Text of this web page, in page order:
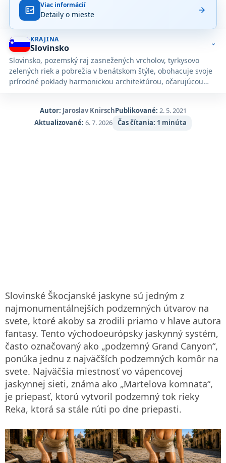
na
základe
14 268
hodnotení
na
Google
Maps.
fact_check Viac informácií
Detaily o mieste arrow_forward
KRAJINA
Slovinsko
Slovinsko, pozemský raj zasnežených vrcholov, tyrkysovo
zelených riek a pobrežia v benátskom štýle, obohacuje svoje
prírodné poklady harmonickou architektúrou, očarujúcou
rustikálnou kultúrou a vycibrenou kuchyňou.
expand_more
Autor: Jaroslav KnirschPublikované: 2. 5. 2021
Aktualizované: 6. 7. 2026 Čas čítania: 1 minúta
Slovinské Škocjanské jaskyne sú jedným z
najmonumentálnejších podzemných útvarov na
svete, ktoré akoby sa zrodili priamo v hlave autora
fantasy. Tento východoeurópsky jaskynný systém,
často označovaný ako „podzemný Grand Canyon“,
ponúka jednu z najväčších podzemných komôr na
svete. Najväčšia miestnosť vo vápencovej
jaskynnej sieti, známa ako „Martelova komnata“,
je priepasť, ktorú vytvoril podzemný tok rieky
Reka, ktorá sa stále rúti po dne priepasti.